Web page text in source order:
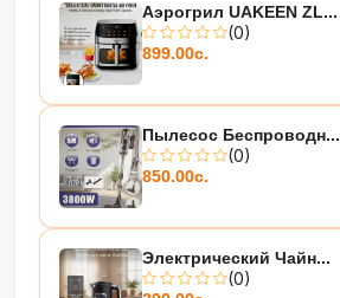
Аэрогрил UAKEEN ZL...
(0)
899.00с.
Пылесос Беспроводн...
(0)
850.00с.
Электрический Чайн...
(0)